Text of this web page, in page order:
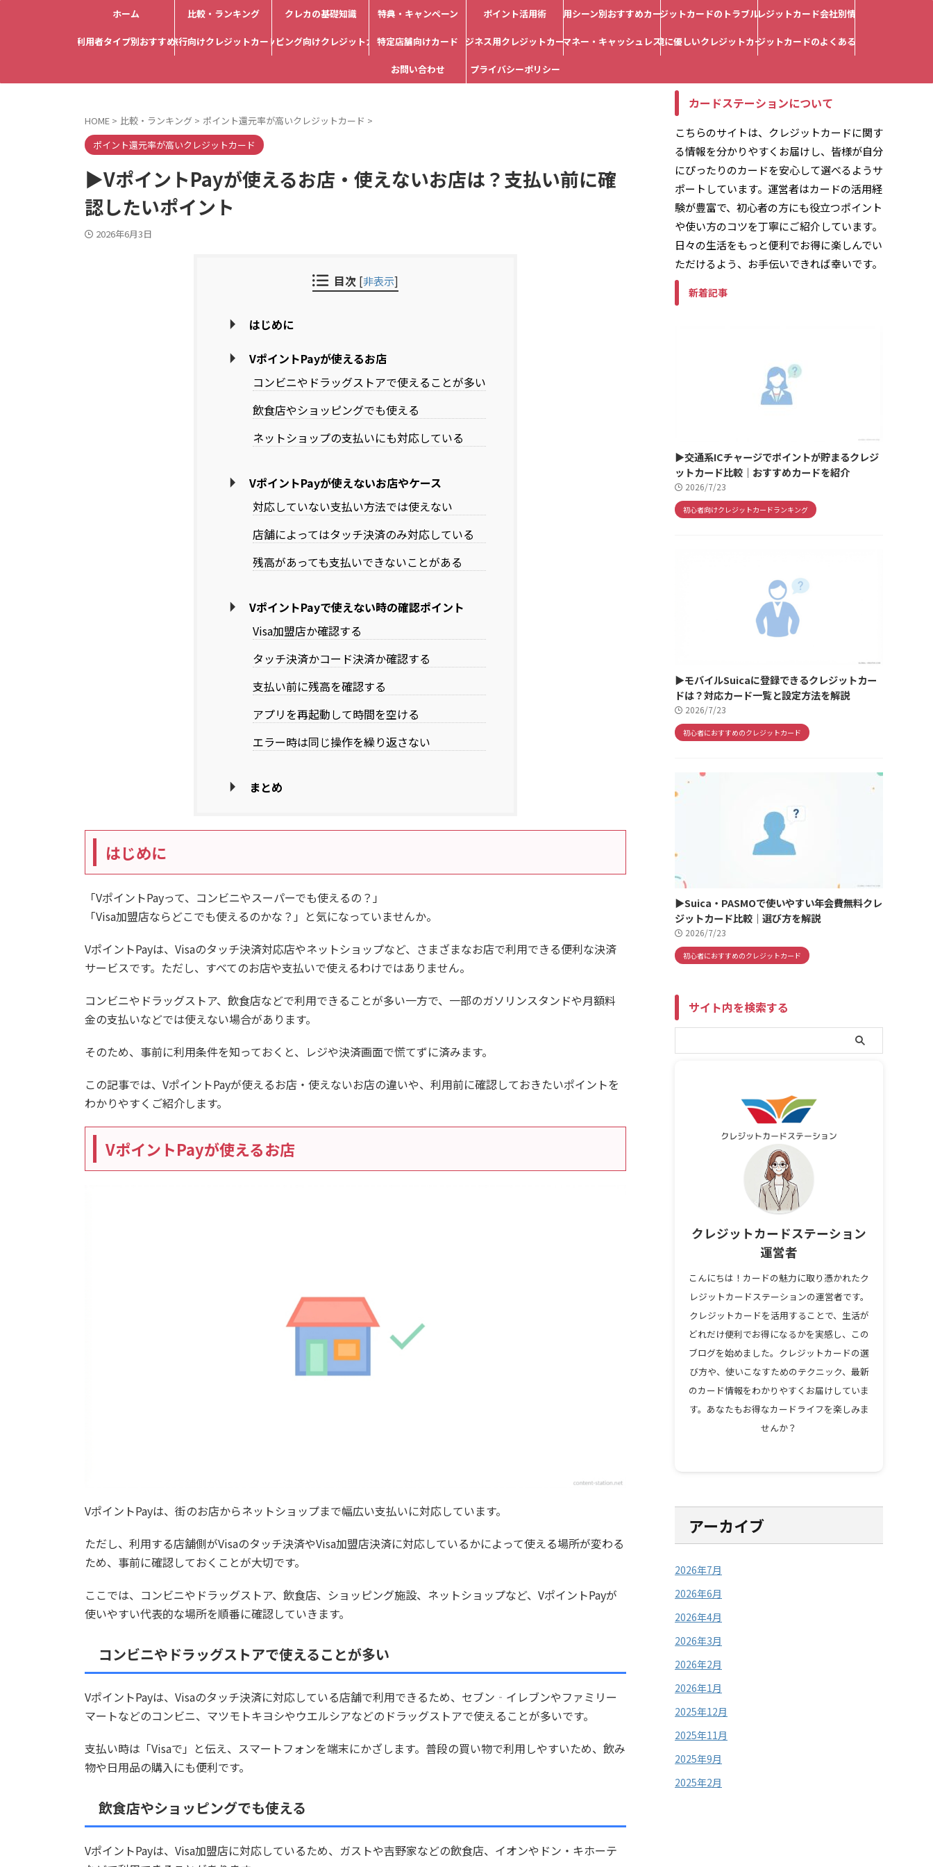
ホーム 比較・ランキング クレカの基礎知識 特典・キャンペーン ポイント活用術 利用シーン別おすすめカードクレジットカードのトラブル解決クレジットカード会社別情報
利用者タイプ別おすすめ旅行向けクレジットカードショッピング向けクレジットカード特定店舗向けカードビジネス用クレジットカード電子マネー・キャッシュレス対応環境に優しいクレジットカードクレジットカードのよくある質問
お問い合わせ プライバシーポリシー
HOME > 比較・ランキング > ポイント還元率が高いクレジットカード >
ポイント還元率が高いクレジットカード
▶VポイントPayが使えるお店・使えないお店は？支払い前に確
認したいポイント
2026年6月3日
目次 [非表示]
はじめに
VポイントPayが使えるお店
コンビニやドラッグストアで使えることが多い
飲食店やショッピングでも使える
ネットショップの支払いにも対応している
VポイントPayが使えないお店やケース
対応していない支払い方法では使えない
店舗によってはタッチ決済のみ対応している
残高があっても支払いできないことがある
VポイントPayで使えない時の確認ポイント
Visa加盟店か確認する
タッチ決済かコード決済か確認する
支払い前に残高を確認する
アプリを再起動して時間を空ける
エラー時は同じ操作を繰り返さない
まとめ
はじめに
「VポイントPayって、コンビニやスーパーでも使えるの？」
「Visa加盟店ならどこでも使えるのかな？」と気になっていませんか。
VポイントPayは、Visaのタッチ決済対応店やネットショップなど、さまざまなお店で利用できる便利な決済
サービスです。ただし、すべてのお店や支払いで使えるわけではありません。
コンビニやドラッグストア、飲食店などで利用できることが多い一方で、一部のガソリンスタンドや月額料
金の支払いなどでは使えない場合があります。
そのため、事前に利用条件を知っておくと、レジや決済画面で慌てずに済みます。
この記事では、VポイントPayが使えるお店・使えないお店の違いや、利用前に確認しておきたいポイントを
わかりやすくご紹介します。
VポイントPayが使えるお店
VポイントPayは、街のお店からネットショップまで幅広い支払いに対応しています。
ただし、利用する店舗側がVisaのタッチ決済やVisa加盟店決済に対応しているかによって使える場所が変わる
ため、事前に確認しておくことが大切です。
ここでは、コンビニやドラッグストア、飲食店、ショッピング施設、ネットショップなど、VポイントPayが
使いやすい代表的な場所を順番に確認していきます。
コンビニやドラッグストアで使えることが多い
VポイントPayは、Visaのタッチ決済に対応している店舗で利用できるため、セブン‐イレブンやファミリー
マートなどのコンビニ、マツモトキヨシやウエルシアなどのドラッグストアで使えることが多いです。
支払い時は「Visaで」と伝え、スマートフォンを端末にかざします。普段の買い物で利用しやすいため、飲み
物や日用品の購入にも便利です。
飲食店やショッピングでも使える
VポイントPayは、Visa加盟店に対応しているため、ガストや吉野家などの飲食店、イオンやドン・キホーテ
カードステーションについて
こちらのサイトは、クレジットカードに関す
る情報を分かりやすくお届けし、皆様が自分
にぴったりのカードを安心して選べるようサ
ポートしています。運営者はカードの活用経
験が豊富で、初心者の方にも役立つポイント
や使い方のコツを丁寧にご紹介しています。
日々の生活をもっと便利でお得に楽しんでい
ただけるよう、お手伝いできれば幸いです。
新着記事
▶交通系ICチャージでポイントが貯まるクレジ
ットカード比較｜おすすめカードを紹介
2026/7/23
初心者向けクレジットカードランキング
▶モバイルSuicaに登録できるクレジットカー
ドは？対応カード一覧と設定方法を解説
2026/7/23
初心者におすすめのクレジットカード
▶Suica・PASMOで使いやすい年会費無料クレ
ジットカード比較｜選び方を解説
2026/7/23
初心者におすすめのクレジットカード
サイト内を検索する
クレジットカードステーション
運営者
こんにちは！カードの魅力に取り憑かれたク
レジットカードステーションの運営者です。
クレジットカードを活用することで、生活が
どれだけ便利でお得になるかを実感し、この
ブログを始めました。クレジットカードの選
び方や、使いこなすためのテクニック、最新
のカード情報をわかりやすくお届けしていま
す。あなたもお得なカードライフを楽しみま
せんか？
アーカイブ
2026年7月
2026年6月
2026年4月
2026年3月
2026年2月
2026年1月
2025年12月
2025年11月
2025年9月
2025年2月